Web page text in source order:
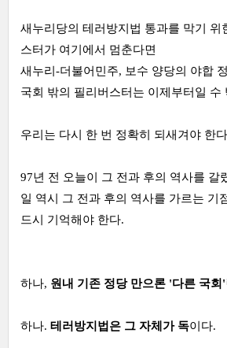
새누리당의 테러방지법 통과를 막기 위
스터가 여기에서 멈춘다면
새누리-더불어민주, 보수 양당의 야합
국회 밖의 필리버스터는 이제부터일 수
우리는 다시 한 번 정확히 되새겨야 한
97년 전 오늘이 그 전과 후의 역사를 갈
일 역시 그 전과 후의 역사를 가르는 기
드시 기억해야 한다.
하나, 원내 기존 정당 만으론 '다른 국회
하나. 테러방지법은 그 자체가 독이다.